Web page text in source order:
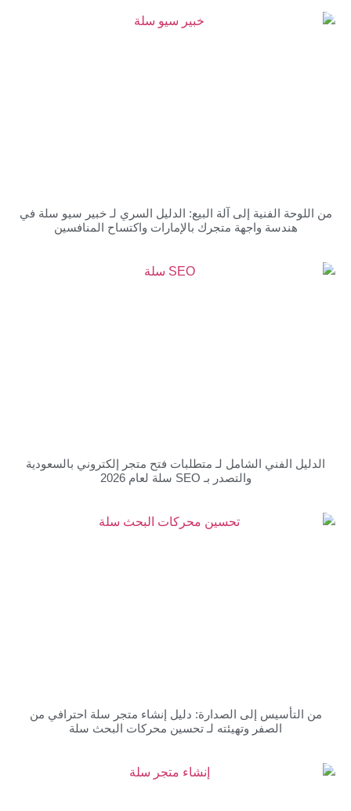
الفنية إلى آلة البيع: الدليل السري لـ خبير سيو سلة في
واجهة متجرك بالإمارات واكتساح المنافسين
الشامل لـ متطلبات فتح متجر إلكتروني بالسعودية
إلى الصدارة: دليل إنشاء متجر سلة احترافي من
الصفر وتهيئته لـ تحسين محركات البحث سلة